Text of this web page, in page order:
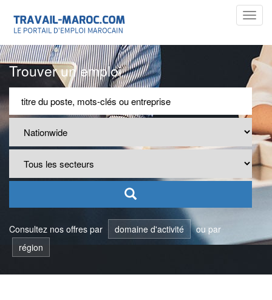
Trouver un emploi
Consultez nos offres par domaine d'activité
ou par
région